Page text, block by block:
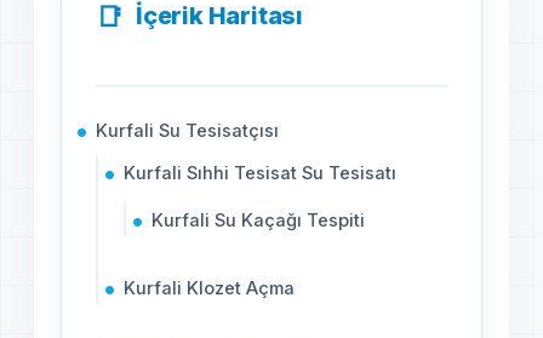
İçerik Haritası
Kurfali Su Tesisatçısı
Kurfali Sıhhi Tesisat Su Tesisatı
Kurfali Su Kaçağı Tespiti
Kurfali Klozet Açma